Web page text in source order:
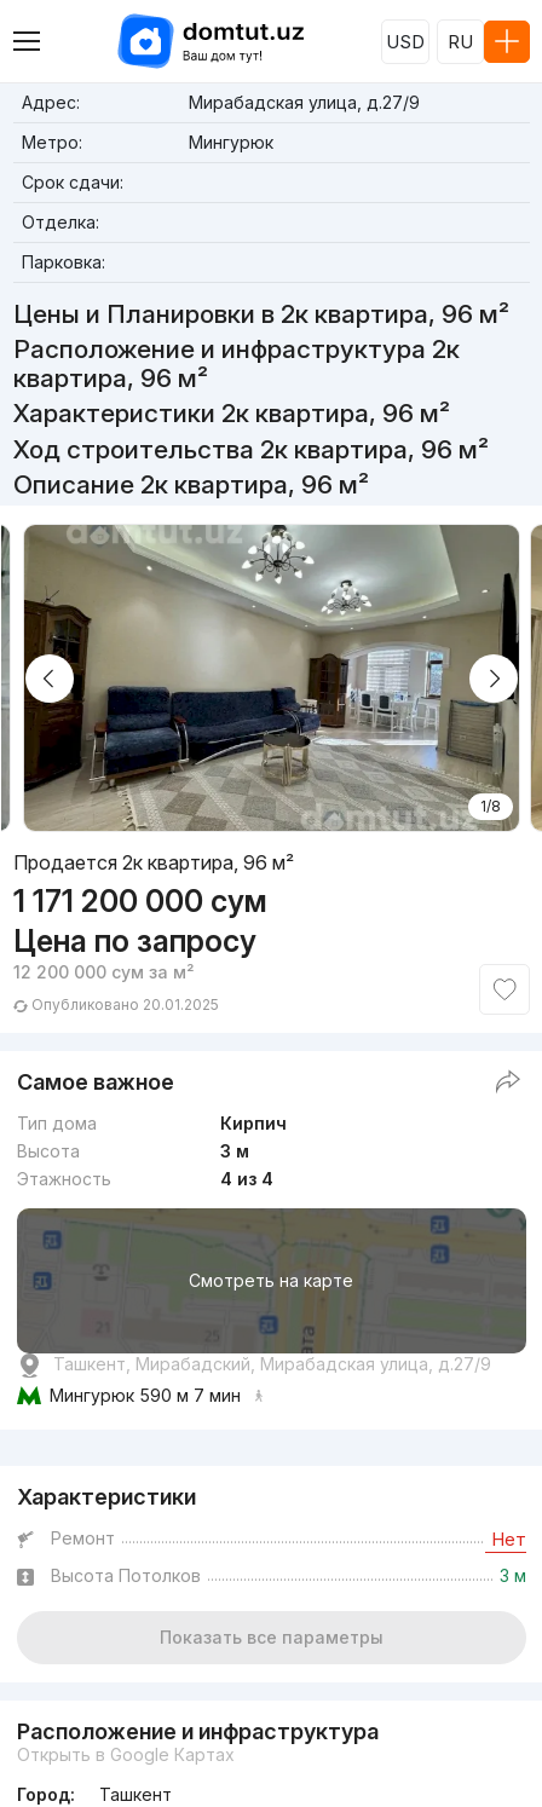
USD RU
Адрес:
Мирабадская улица, д.27/9
Метро:
Мингурюк
Срок сдачи:
Отделка:
Парковка:
Цены и Планировки в 2к квартира, 96 м²
Расположение и инфраструктура 2к
квартира, 96 м²
Характеристики 2к квартира, 96 м²
Ход строительства 2к квартира, 96 м²
Описание 2к квартира, 96 м²
1/8
Продается 2к квартира, 96 м²
1 171 200 000 сум
Цена по запросу
12 200 000 сум за м²
Опубликовано 20.01.2025
Самое важное
Тип дома
Кирпич
Высота
3 м
Этажность
4 из 4
Смотреть на карте
Ташкент, Мирабадский, Мирабадская улица, д.27/9
Мингурюк 590 м 7 мин
Характеристики
Ремонт Нет
Высота Потолков 3 м
Показать все параметры
Расположение и инфраструктура
Открыть в Google Картах
Город:
Ташкент